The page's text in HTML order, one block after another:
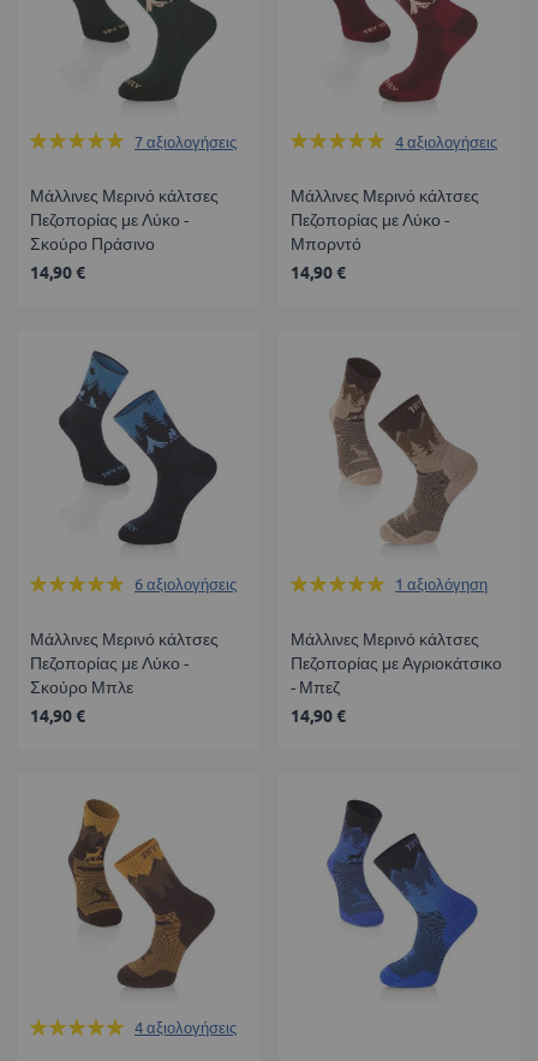
Βαθμολογία:
7 αξιολογήσεις
Μάλλινες Μερινό κάλτσες
Πεζοπορίας με Λύκο -
Σκούρο Πράσινο
14,90 €
Βαθμολογία:
4αξιολογήσεις
Μάλλινες Μερινό κάλτσες
Πεζοπορίας με Λύκο -
Μπορντό
14,90 €
Βαθμολογία:
6 αξιολογήσεις
Μάλλινες Μερινό κάλτσες
Πεζοπορίας με Λύκο -
Σκούρο Μπλε
14,90 €
Βαθμολογία:
1αξιολόγηση
Μάλλινες Μερινό κάλτσες
Πεζοπορίας με Αγριοκάτσικο
- Μπεζ
14,90 €
Βαθμολογία:
4 αξιολογήσεις